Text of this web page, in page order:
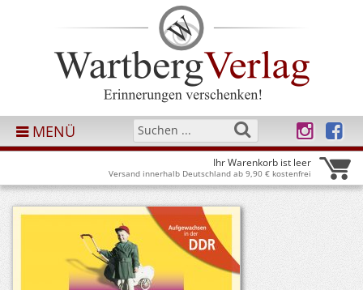
MENÜ
Ihr Warenkorb ist leer
Versand innerhalb Deutschland ab 9,90 € kostenfrei